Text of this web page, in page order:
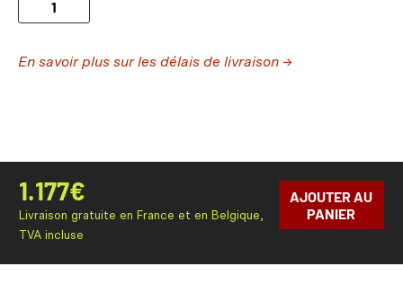
En savoir plus sur les délais de livraison →
1.177€
Livraison gratuite en France et en Belgique,
TVA incluse
AJOUTER AU
PANIER